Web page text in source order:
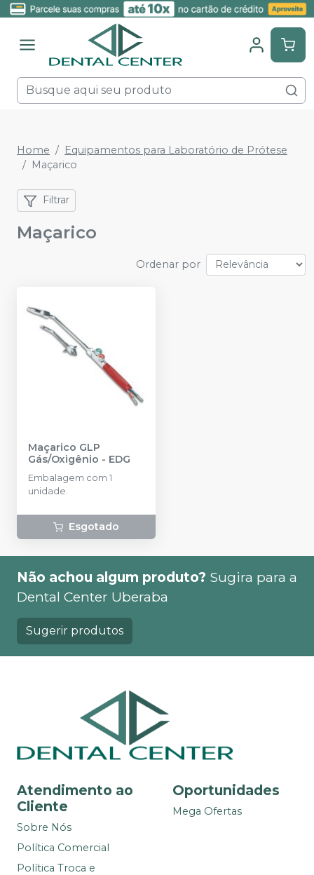
Home
Equipamentos para Laboratório de Prótese
Maçarico
Filtrar
Maçarico
Ordenar por
Maçarico GLP
Gás/Oxigênio - EDG
Embalagem com 1
unidade.
Esgotado
Não achou algum produto? Sugira para a
Dental Center Uberaba
Sugerir produtos
Atendimento ao
Cliente
Sobre Nós
Política Comercial
Política Troca e
Oportunidades
Mega Ofertas